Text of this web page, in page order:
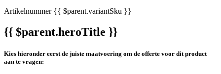
Artikelnummer{{ $parent.variantSku }}
{{ $parent.heroTitle }}
Kies hieronder eerst de juiste maatvoering om de offerte voor dit product
aan te vragen: